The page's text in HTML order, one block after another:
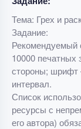
Тема: Грех и
Задание:
Рекомендуемый
10000 печатных
стороны; шрифт
интервал.
Список
ресурсы с
его автора)